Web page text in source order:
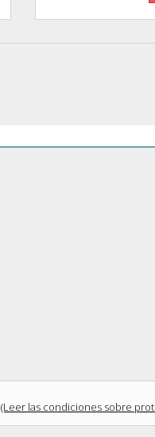
(Leer las condiciones sobre